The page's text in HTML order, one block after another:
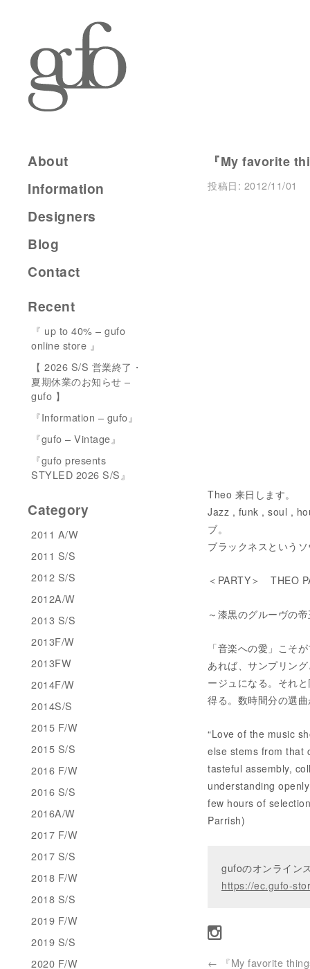
『My favorite
投稿日: 2012/11/01
Theo 来日します。
Jazz , funk , soul ,
ブ。
ブラックネスという
＜PARTY＞ THEO
～漆黒のグルーヴの
「音楽への愛」こそ
あれば、サンプリン
ージュになる。それ
得る。数時間分の選
“Love of the music
else stems from that
tasteful assembly,
understanding
few hours of
Parrish)
gufoのオンライン
https://ec.gufo-
← 『My favorite
About
Information
Designers
Blog
Contact
Recent
『 up to 40% – gufo
online store 』
【 2026 S/S 営業終了・
夏期休業のお知らせ –
gufo 】
『Information – gufo』
『gufo – Vintage』
『gufo presents
STYLED 2026 S/S』
Category
2011 A/W
2011 S/S
2012 S/S
2012A/W
2013 S/S
2013F/W
2013FW
2014F/W
2014S/S
2015 F/W
2015 S/S
2016 F/W
2016 S/S
2016A/W
2017 F/W
2017 S/S
2018 F/W
2018 S/S
2019 F/W
2019 S/S
2020 F/W